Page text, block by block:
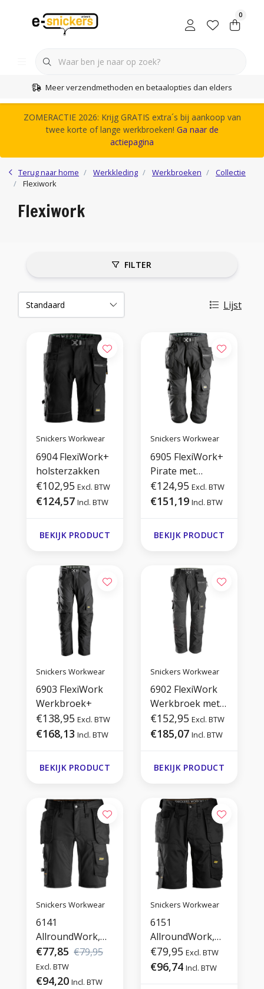
0
Meer verzendmethoden en betaalopties dan elders
ZOMERACTIE 2026: Krijg GRATIS extra´s bij aankoop van
twee korte of lange werkbroeken! Ga naar de
actiepagina
Terug naar home Werkkleding Werkbroeken
Collectie
Flexiwork
Flexiwork
FILTER
Lijst
Snickers Workwear
6904 FlexiWork+
holsterzakken
€102,95 Excl. BTW
€124,57 Incl. BTW
BEKIJK PRODUCT
Snickers Workwear
6905 FlexiWork+
Pirate met
holsterzakken
€124,95 Excl. BTW
€151,19 Incl. BTW
BEKIJK PRODUCT
Snickers Workwear
6903 FlexiWork
Werkbroek+
€138,95 Excl. BTW
€168,13 Incl. BTW
BEKIJK PRODUCT
Snickers Workwear
6902 FlexiWork
Werkbroek met
holsterzakken
€152,95 Excl. BTW
€185,07 Incl. BTW
BEKIJK PRODUCT
Snickers Workwear
6141
AllroundWork,
Stretch Shorts
met
Holsterzakken
€77,85 €79,95
Excl. BTW
€94,20 Incl. BTW
Snickers Workwear
6151
AllroundWork,
Stretch Shorts
Loose Fit
€79,95 Excl. BTW
€96,74 Incl. BTW